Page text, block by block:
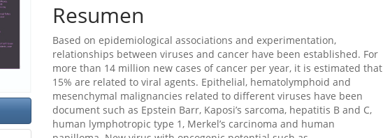
Resumen
Based on epidemiological associations and experimentation,
relationships between viruses and cancer have been established. For
more than 14 million new cases of cancer per year, it is estimated that
15% are related to viral agents. Epithelial, hematolymphoid and
mesenchymal malignancies related to different viruses have been
document such as Epstein Barr, Kaposi’s sarcoma, hepatitis B and C,
human lymphotropic type 1, Merkel’s carcinoma and human